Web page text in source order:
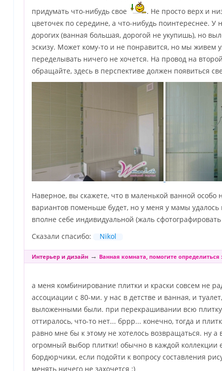
придумать что-нибудь свое
. Не просто верх и
цветочек по середине, а что-нибудь поинтереснее. У
дорогих (ванная большая, дорогой не укупишь), но
эскизу. Может кому-то и не понравится, но мы живем
переделывать ничего не хочется. На провод на
обращайте, здесь в перспективе должен появиться
Наверное, вы скажете, что в маленькой ванной особо
вариантов поменьше будет, но у меня у мамы
вполне себе индивидуальной (жаль
Сказали спасибо:
Nikol
Интерьер и дизайн → Ванная комната, помогите определиться
а меня комбинирование плитки и краски совсем не
ассоциации с 80-ми. у нас в детстве и ванная, и
выложенными были. при перекрашивании всю плитку
оттиралось, что-то нет... бррр... конечно, тогда и
равно мне бы к этому не хотелось возвращаться. ну а
огромный выбор плитки! обычно в каждой коллекции
бордюрчики, если подойти к вопросу составления
менять ничего не захочется :)